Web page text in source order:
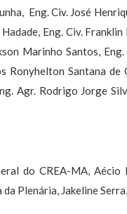
Eng. Civ. José
Eng. Civ.
Marinho Santos,
Ronyhelton Santana de
Agr. Rodrigo Jorge
do CREA-MA, Aécio
Plenária, Jakeline